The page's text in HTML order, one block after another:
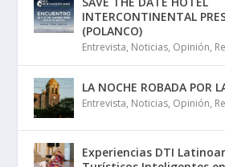
INTERCONTINENTAL
(POLANCO)
Entrevista, Noticias, Opinión,
LA NOCHE ROBADA POR
Entrevista, Noticias, Opinión,
Experiencias DTI